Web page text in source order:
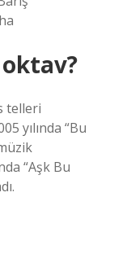
telleri
yılında “Bu
“Aşk Bu